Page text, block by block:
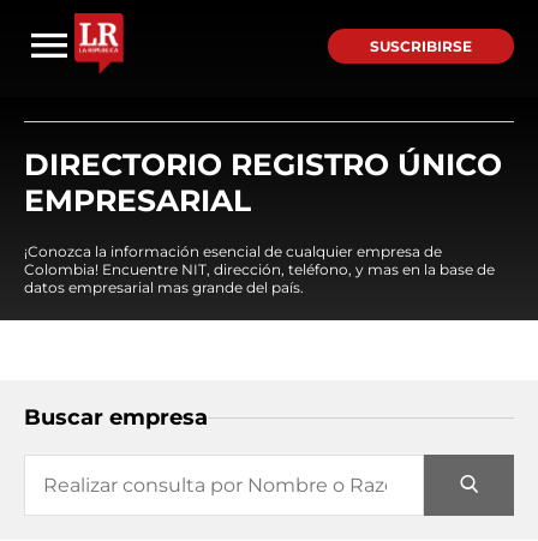
SUSCRIBIRSE
DIRECTORIO REGISTRO ÚNICO
EMPRESARIAL
¡Conozca la información esencial de cualquier empresa de
Colombia! Encuentre NIT, dirección, teléfono, y mas en la base de
datos empresarial mas grande del país.
Buscar empresa